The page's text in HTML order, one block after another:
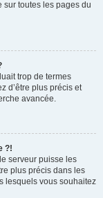
toutes les pages du
trop de termes
d’être plus précis et
avancée.
?!
serveur puisse les
plus précis dans les
lesquels vous souhaitez